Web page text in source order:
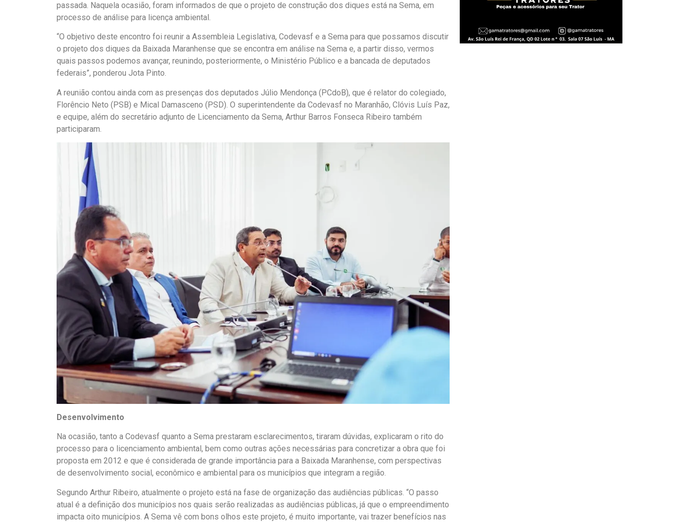
passada. Naquela ocasião, foram informados de que o projeto de construção dos diques está na Sema, em
processo de análise para licença ambiental.
“O objetivo deste encontro foi reunir a Assembleia Legislativa, Codevasf e a Sema para que possamos discutir
o projeto dos diques da Baixada Maranhense que se encontra em análise na Sema e, a partir disso, vermos
quais passos podemos avançar, reunindo, posteriormente, o Ministério Público e a bancada de deputados
federais”, ponderou Jota Pinto.
A reunião contou ainda com as presenças dos deputados Júlio Mendonça (PCdoB), que é relator do colegiado,
Florêncio Neto (PSB) e Mical Damasceno (PSD). O superintendente da Codevasf no Maranhão, Clóvis Luís Paz,
e equipe, além do secretário adjunto de Licenciamento da Sema, Arthur Barros Fonseca Ribeiro também
participaram.
Desenvolvimento
Na ocasião, tanto a Codevasf quanto a Sema prestaram esclarecimentos, tiraram dúvidas, explicaram o rito do
processo para o licenciamento ambiental, bem como outras ações necessárias para concretizar a obra que foi
proposta em 2012 e que é considerada de grande importância para a Baixada Maranhense, com perspectivas
de desenvolvimento social, econômico e ambiental para os municípios que integram a região.
Segundo Arthur Ribeiro, atualmente o projeto está na fase de organização das audiências públicas. “O passo
atual é a definição dos municípios nos quais serão realizadas as audiências públicas, já que o empreendimento
impacta oito municípios. A Sema vê com bons olhos este projeto, é muito importante, vai trazer benefícios nas